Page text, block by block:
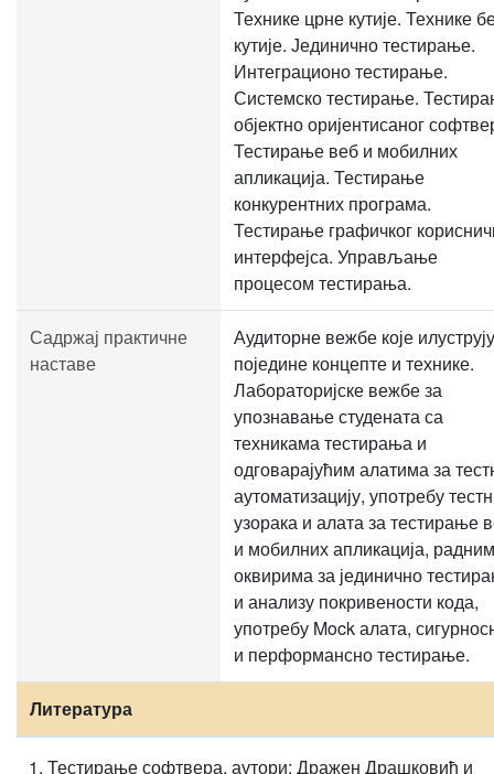
Технике црне кутије. Технике
кутије. Јединично тестирање.
Интеграционо тестирање.
Системско тестирање.
објектно оријентисаног
Тестирање веб и мобилних
апликација. Тестирање
конкурентних програма.
Тестирање графичког
интерфејса. Управљање
процесом тестирања.
Садржај практичне
наставе
Аудиторне вежбе које илуструју
поједине концепте и технике.
Лабораторијске вежбе за
упознавање студената са
техникама тестирања и
одговарајућим алатима за
аутоматизацију, употребу
узорака и алата за тестирање
и мобилних апликација, радним
оквирима за јединично
и анализу покривености кода,
употребу Mock алата,
и перформансно тестирање.
Литература
Тестирање софтвера, аутори: Дражен Драшковић и